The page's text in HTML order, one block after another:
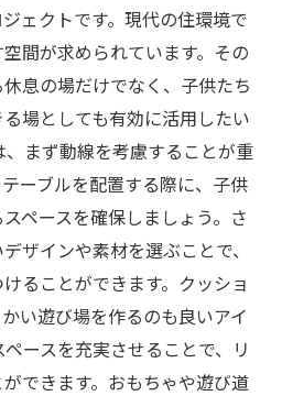
ェクトです。現代の住環境で
間が求められています。その
息の場だけでなく、子供たち
場としても有効に活用したい
まず動線を考慮することが重
ーブルを配置する際に、子供
ペースを確保しましょう。さ
ザインや素材を選ぶことで、
ることができます。クッショ
い遊び場を作るのも良いアイ
ースを充実させることで、リ
できます。おもちゃや遊び道